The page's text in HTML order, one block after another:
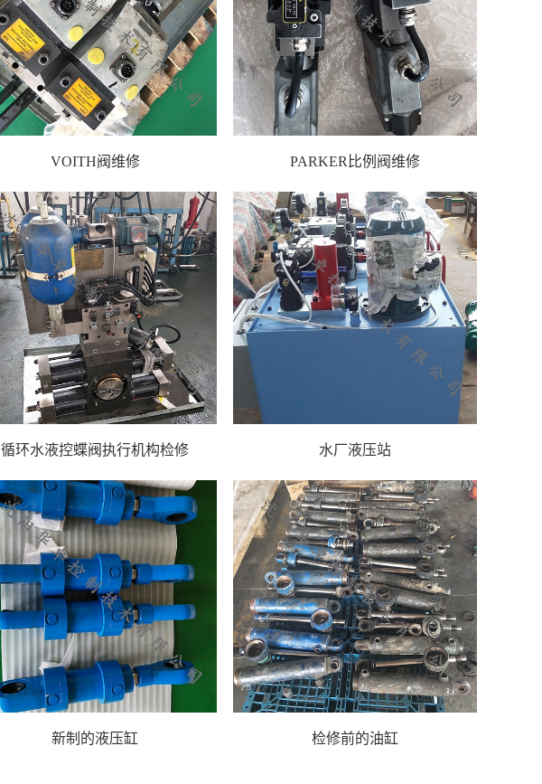
VOITH阀维修 PARKER比例阀维修
循环水液控蝶阀执行机构检修 水厂液压站
新制的液压缸 检修前的油缸